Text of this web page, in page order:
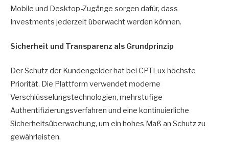
Mobile und Desktop-Zugänge sorgen dafür, dass
Investments jederzeit überwacht werden können.
Sicherheit und Transparenz als Grundprinzip
Der Schutz der Kundengelder hat bei CPTLux höchste
Priorität. Die Plattform verwendet moderne
Verschlüsselungstechnologien, mehrstufige
Authentifizierungsverfahren und eine kontinuierliche
Sicherheitsüberwachung, um ein hohes Maß an Schutz zu
gewährleisten.